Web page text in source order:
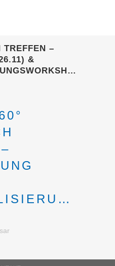
TREFFEN –
&
sar